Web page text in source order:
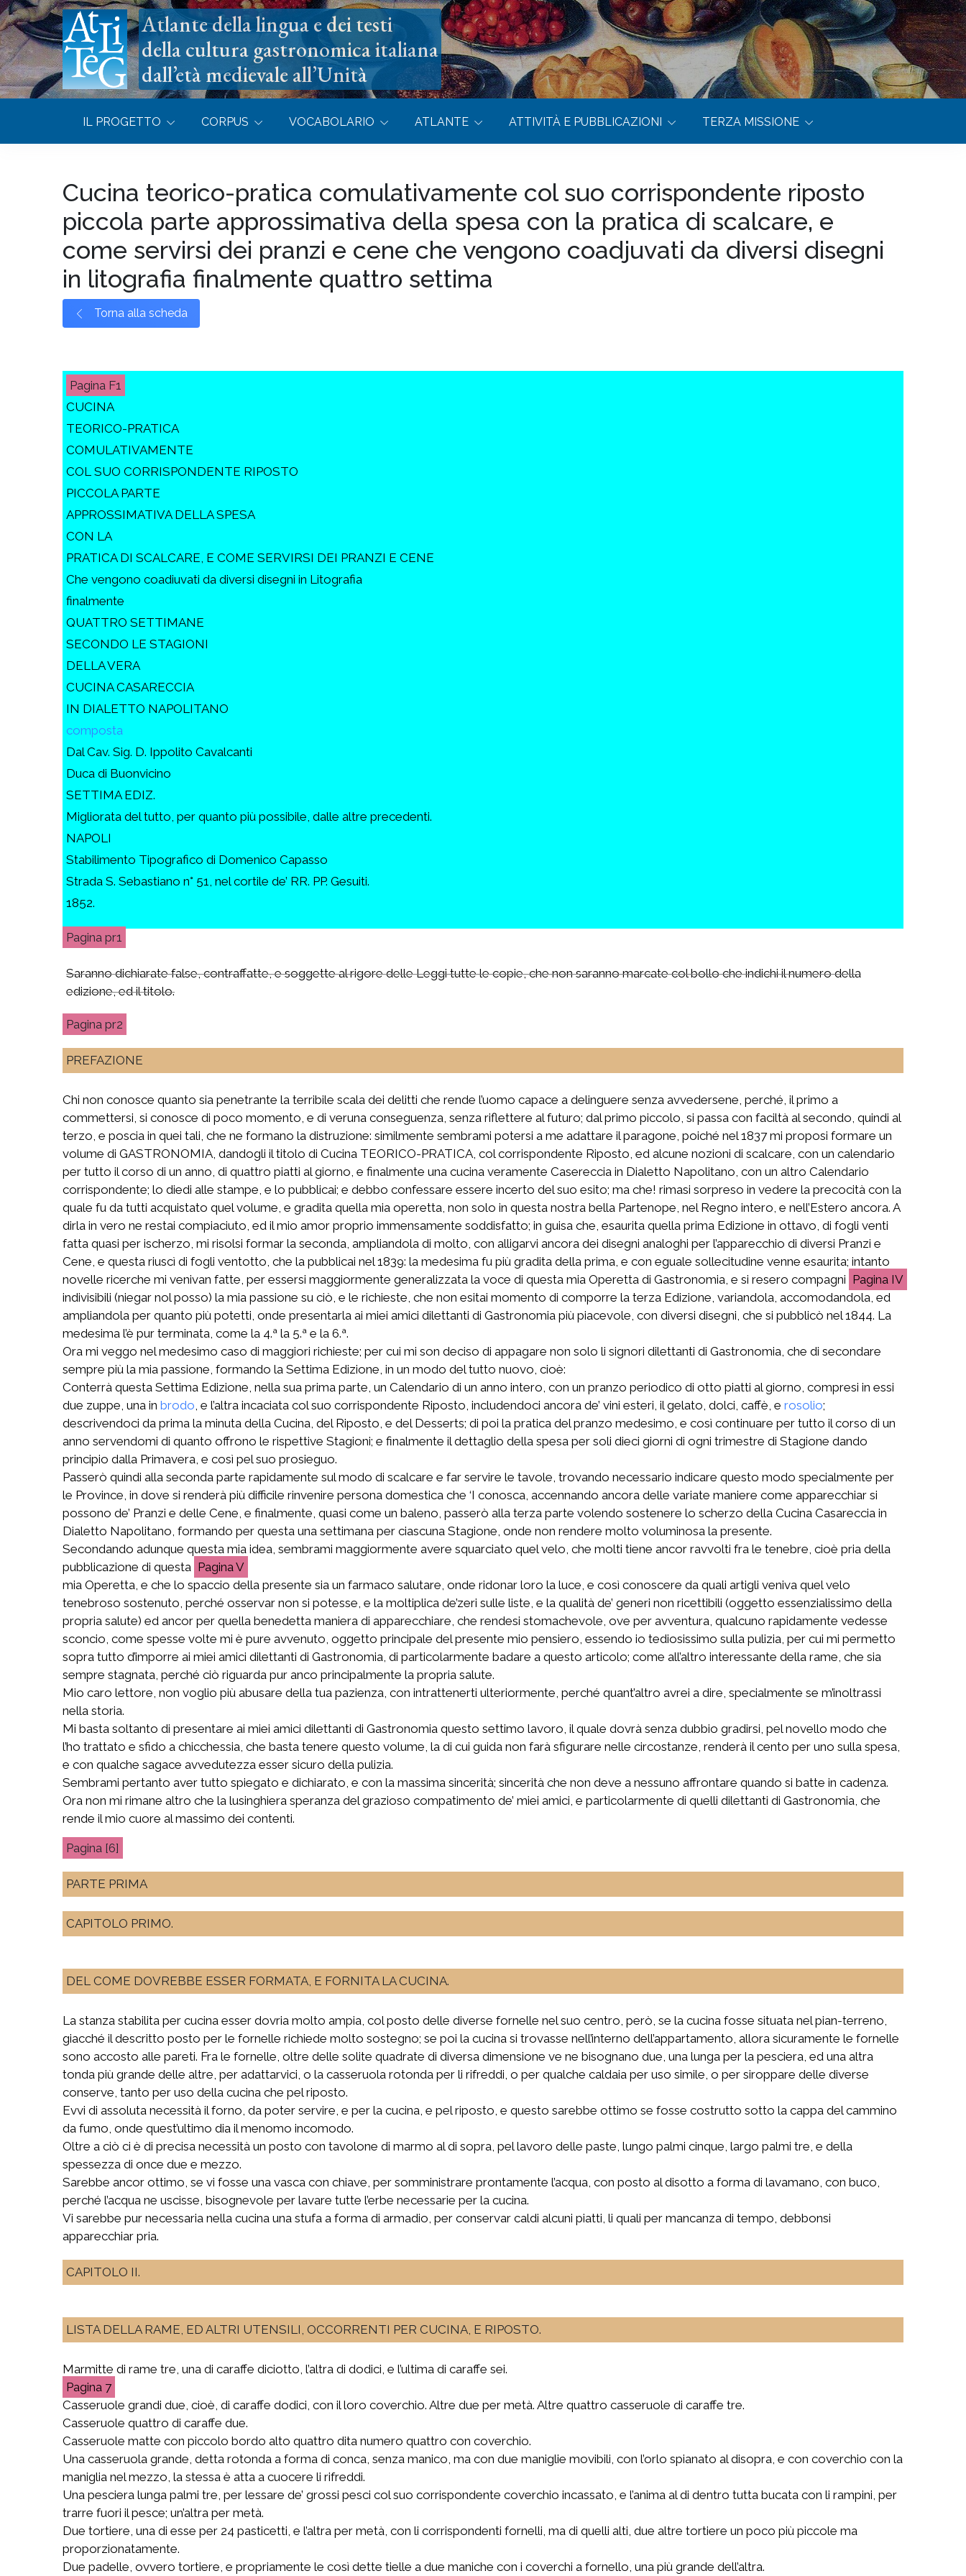
Atlante della lingua e dei testi
della cultura gastronomica italiana
dall’età medievale all’Unità
IL PROGETTO CORPUS VOCABOLARIO ATLANTE ATTIVITÀ E PUBBLICAZIONI TERZA MISSIONE
Cucina teorico-pratica comulativamente col suo corrispondente riposto
piccola parte approssimativa della spesa con la pratica di scalcare, e
come servirsi dei pranzi e cene che vengono coadjuvati da diversi disegni
in litografia finalmente quattro settima
Torna alla scheda
F1
CUCINA
TEORICO-PRATICA
COMULATIVAMENTE
COL SUO CORRISPONDENTE RIPOSTO
PICCOLA PARTE
APPROSSIMATIVA DELLA SPESA
CON LA
PRATICA DI SCALCARE, E COME SERVIRSI DEI PRANZI E CENE
Che vengono coadiuvati da diversi disegni in Litografia
finalmente
QUATTRO SETTIMANE
SECONDO LE STAGIONI
DELLA VERA
CUCINA CASARECCIA
IN DIALETTO NAPOLITANO
composta
Dal Cav. Sig. D. Ippolito Cavalcanti
Duca di Buonvicino
SETTIMA EDIZ.
Migliorata del tutto, per quanto più possibile, dalle altre precedenti.
NAPOLI
Stabilimento Tipografico di Domenico Capasso
Strada S. Sebastiano n° 51, nel cortile de’ RR. PP. Gesuiti.
1852.
pr1
Saranno dichiarate false, contraffatte, e soggette al rigore delle Leggi tutte le copie, che non saranno marcate col bollo che indichi il numero della
edizione, ed il titolo.
pr2
PREFAZIONE
Chi non conosce quanto sia penetrante la terribile scala dei delitti che rende l’uomo capace a delinguere senza avvedersene, perché, il primo a
commettersi, si conosce di poco momento, e di veruna conseguenza, senza riflettere al futuro; dal primo piccolo, si passa con faciltà al secondo, quindi al
terzo, e poscia in quei tali, che ne formano la distruzione: similmente sembrami potersi a me adattare il paragone, poiché nel 1837 mi proposi formare un
volume di GASTRONOMIA, dandogli il titolo di Cucina TEORICO-PRATICA, col corrispondente Riposto, ed alcune nozioni di scalcare, con un calendario
per tutto il corso di un anno, di quattro piatti al giorno, e finalmente una cucina veramente Casereccia in Dialetto Napolitano, con un altro Calendario
corrispondente; lo diedi alle stampe, e lo pubblicai; e debbo confessare essere incerto del suo esito; ma che! rimasi sorpreso in vedere la precocità con la
quale fu da tutti acquistato quel volume, e gradita quella mia operetta, non solo in questa nostra bella Partenope, nel Regno intero, e nell’Estero ancora. A
dirla in vero ne restai compiaciuto, ed il mio amor proprio immensamente soddisfatto; in guisa che, esaurita quella prima Edizione in ottavo, di fogli venti
fatta quasi per ischerzo, mi risolsi formar la seconda, ampliandola di molto, con alligarvi ancora dei disegni analoghi per l’apparecchio di diversi Pranzi e
Cene, e questa riuscì di fogli ventotto, che la pubblicai nel 1839: la medesima fu più gradita della prima, e con eguale sollecitudine venne esaurita; intanto
novelle ricerche mi venivan fatte, per essersi maggiormente generalizzata la voce di questa mia Operetta di Gastronomia, e si resero compagni
IV
indivisibili (niegar nol posso) la mia passione su ciò, e le richieste, che non esitai momento di comporre la terza Edizione, variandola, accomodandola, ed
ampliandola per quanto più potetti, onde presentarla ai miei amici dilettanti di Gastronomia più piacevole, con diversi disegni, che si pubblicò nel 1844. La
medesima l’è pur terminata, come la 4.ª la 5.ª e la 6.ª.
Ora mi veggo nel medesimo caso di maggiori richieste; per cui mi son deciso di appagare non solo li signori dilettanti di Gastronomia, che di secondare
sempre più la mia passione, formando la Settima Edizione, in un modo del tutto nuovo, cioè:
Conterrà questa Settima Edizione, nella sua prima parte, un Calendario di un anno intero, con un pranzo periodico di otto piatti al giorno, compresi in essi
due zuppe, una in brodo , e l’altra incaciata col suo corrispondente Riposto, includendoci ancora de’ vini esteri, il gelato, dolci, caffè, e rosolio;
descrivendoci da prima la minuta della Cucina, del Riposto, e del Desserts; di poi la pratica del pranzo medesimo, e così continuare per tutto il corso di un
anno servendomi di quanto offrono le rispettive Stagioni; e finalmente il dettaglio della spesa per soli dieci giorni di ogni trimestre di Stagione dando
principio dalla Primavera, e così pel suo prosieguo.
Passerò quindi alla seconda parte rapidamente sul modo di scalcare e far servire le tavole, trovando necessario indicare questo modo specialmente per
le Province, in dove si renderà più difficile rinvenire persona domestica che ‘I conosca, accennando ancora delle variate maniere come apparecchiar si
possono de’ Pranzi e delle Cene, e finalmente, quasi come un baleno, passerò alla terza parte volendo sostenere lo scherzo della Cucina Casareccia in
Dialetto Napolitano, formando per questa una settimana per ciascuna Stagione, onde non rendere molto voluminosa la presente.
Secondando adunque questa mia idea, sembrami maggiormente avere squarciato quel velo, che molti tiene ancor ravvolti fra le tenebre, cioè pria della
pubblicazione di questa
V
mia Operetta, e che lo spaccio della presente sia un farmaco salutare, onde ridonar loro la luce, e così conoscere da quali artigli veniva quel velo
tenebroso sostenuto, perché osservar non si potesse, e la moltiplica de’zeri sulle liste, e la qualità de’ generi non ricettibili (oggetto essenzialissimo della
propria salute) ed ancor per quella benedetta maniera di apparecchiare, che rendesi stomachevole, ove per avventura, qualcuno rapidamente vedesse
sconcio, come spesse volte mi è pure avvenuto, oggetto principale del presente mio pensiero, essendo io tediosissimo sulla pulizia, per cui mi permetto
sopra tutto d’imporre ai miei amici dilettanti di Gastronomia, di particolarmente badare a questo articolo; come all’altro interessante della rame, che sia
sempre stagnata, perché ciò riguarda pur anco principalmente la propria salute.
Mio caro lettore, non voglio più abusare della tua pazienza, con intrattenerti ulteriormente, perché quant’altro avrei a dire, specialmente se m’inoltrassi
nella storia.
Mi basta soltanto di presentare ai miei amici dilettanti di Gastronomia questo settimo lavoro, il quale dovrà senza dubbio gradirsi, pel novello modo che
l’ho trattato e sfido a chicchessia, che basta tenere questo volume, la di cui guida non farà sfigurare nelle circostanze, renderà il cento per uno sulla spesa,
e con qualche sagace avvedutezza esser sicuro della pulizia.
Sembrami pertanto aver tutto spiegato e dichiarato, e con la massima sincerità; sincerità che non deve a nessuno affrontare quando si batte in cadenza.
Ora non mi rimane altro che la lusinghiera speranza del grazioso compatimento de’ miei amici, e particolarmente di quelli dilettanti di Gastronomia, che
rende il mio cuore al massimo dei contenti.
[6]
PARTE PRIMA
CAPITOLO PRIMO.
DEL COME DOVREBBE ESSER FORMATA, E FORNITA LA CUCINA.
La stanza stabilita per cucina esser dovria molto ampia, col posto delle diverse fornelle nel suo centro, però, se la cucina fosse situata nel pian-terreno,
giacché il descritto posto per le fornelle richiede molto sostegno; se poi la cucina si trovasse nell’interno dell’appartamento, allora sicuramente le fornelle
sono accosto alle pareti. Fra le fornelle, oltre delle solite quadrate di diversa dimensione ve ne bisognano due, una lunga per la pesciera, ed una altra
tonda più grande delle altre, per adattarvici, o la casseruola rotonda per li rifreddi, o per qualche caldaia per uso simile, o per siroppare delle diverse
conserve, tanto per uso della cucina che pel riposto.
Evvi di assoluta necessità il forno, da poter servire, e per la cucina, e pel riposto, e questo sarebbe ottimo se fosse costrutto sotto la cappa del cammino
da fumo, onde quest’ultimo dia il menomo incomodo.
Oltre a ciò ci è di precisa necessità un posto con tavolone di marmo al di sopra, pel lavoro delle paste, lungo palmi cinque, largo palmi tre, e della
spessezza di once due e mezzo.
Sarebbe ancor ottimo, se vi fosse una vasca con chiave, per somministrare prontamente l’acqua, con posto al disotto a forma di lavamano, con buco,
perché l’acqua ne uscisse, bisognevole per lavare tutte l’erbe necessarie per la cucina.
Vi sarebbe pur necessaria nella cucina una stufa a forma di armadio, per conservar caldi alcuni piatti, li quali per mancanza di tempo, debbonsi
apparecchiar pria.
CAPITOLO II.
LISTA DELLA RAME, ED ALTRI UTENSILI, OCCORRENTI PER CUCINA, E RIPOSTO.
Marmitte di rame tre, una di caraffe diciotto, l’altra di dodici, e l’ultima di caraffe sei.
7
Casseruole grandi due, cioè, di caraffe dodici, con il loro coverchio. Altre due per metà. Altre quattro casseruole di caraffe tre.
Casseruole quattro di caraffe due.
Casseruole matte con piccolo bordo alto quattro dita numero quattro con coverchio.
Una casseruola grande, detta rotonda a forma di conca, senza manico, ma con due maniglie movibili, con l’orlo spianato al disopra, e con coverchio con la
maniglia nel mezzo, la stessa è atta a cuocere li rifreddi.
Una pesciera lunga palmi tre, per lessare de’ grossi pesci col suo corrispondente coverchio incassato, e l’anima al di dentro tutta bucata con li rampini, per
trarre fuori il pesce; un’altra per metà.
Due tortiere, una di esse per 24 pasticetti, e l’altra per metà, con li corrispondenti fornelli, ma di quelli alti, due altre tortiere un poco più piccole ma
proporzionatamente.
Due padelle, ovvero tortiere, e propriamente le così dette tielle a due maniche con i coverchi a fornello, una più grande dell’altra.